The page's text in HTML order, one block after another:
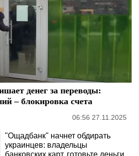
денег за переводы:
– блокировка счета
06:56 27.11.2025
"Ощадбанк" начнет обдирать
украинцев: владельцы